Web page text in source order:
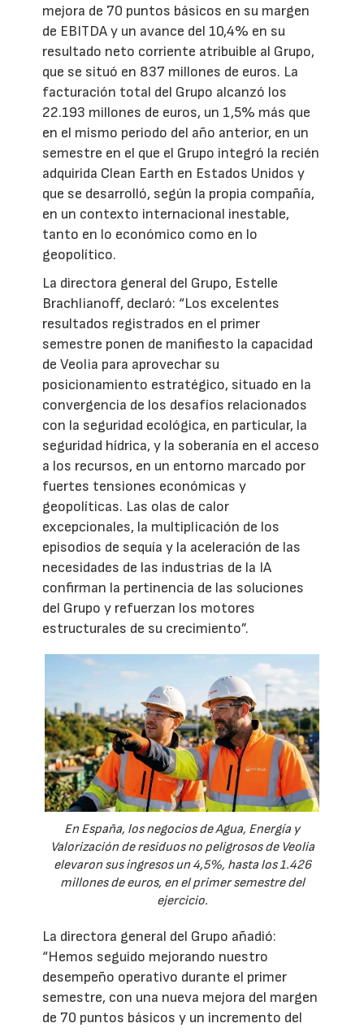
mejora de 70 puntos básicos en su margen
de EBITDA y un avance del 10,4% en su
resultado neto corriente atribuible al Grupo,
que se situó en 837 millones de euros. La
facturación total del Grupo alcanzó los
22.193 millones de euros, un 1,5% más que
en el mismo periodo del año anterior, en un
semestre en el que el Grupo integró la recién
adquirida Clean Earth en Estados Unidos y
que se desarrolló, según la propia compañía,
en un contexto internacional inestable,
tanto en lo económico como en lo
geopolítico.
La directora general del Grupo, Estelle
Brachlianoff, declaró: “Los excelentes
resultados registrados en el primer
semestre ponen de manifiesto la capacidad
de Veolia para aprovechar su
posicionamiento estratégico, situado en la
convergencia de los desafíos relacionados
con la seguridad ecológica, en particular, la
seguridad hídrica, y la soberanía en el acceso
a los recursos, en un entorno marcado por
fuertes tensiones económicas y
geopolíticas. Las olas de calor
excepcionales, la multiplicación de los
episodios de sequía y la aceleración de las
necesidades de las industrias de la IA
confirman la pertinencia de las soluciones
del Grupo y refuerzan los motores
estructurales de su crecimiento”.
En España, los negocios de Agua, Energía y
Valorización de residuos no peligrosos de Veolia
elevaron sus ingresos un 4,5%, hasta los 1.426
millones de euros, en el primer semestre del
ejercicio.
La directora general del Grupo añadió:
“Hemos seguido mejorando nuestro
desempeño operativo durante el primer
semestre, con una nueva mejora del margen
de 70 puntos básicos y un incremento del